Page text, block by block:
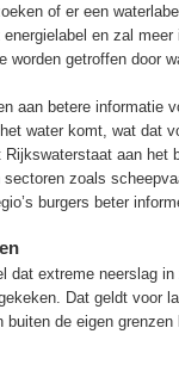
of er een
en zal
worden getroffen door
aan betere informatie
water komt, wat dat
aan het
zoals
burgers beter
dat extreme neerslag
Dat geldt voor
de eigen